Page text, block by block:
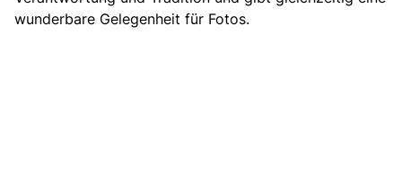
wunderbare Gelegenheit für Fotos.